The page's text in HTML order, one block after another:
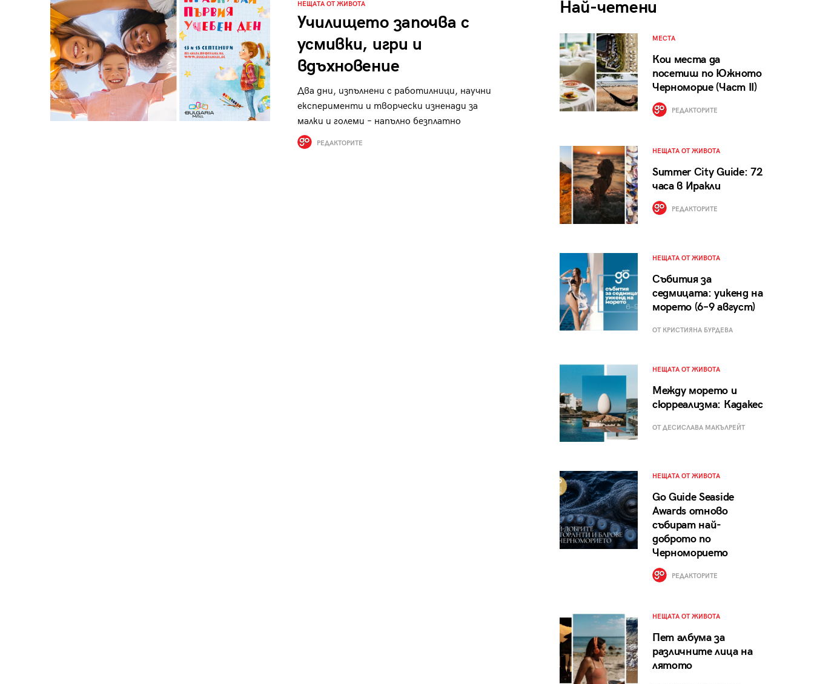
НЕЩАТА ОТ ЖИВОТА
Училището започва с
усмивки, игри и
вдъхновение
Два дни, изпълнени с работилници, научни
експерименти и творчески изненади за
малки и големи – напълно безплатно
РЕДАКТОРИТЕ
Най-четени
МЕСТА
Кои места да
посетиш по Южното
Черноморие (Част II)
РЕДАКТОРИТЕ
НЕЩАТА ОТ ЖИВОТА
Summer City Guide: 72
часа в Иракли
РЕДАКТОРИТЕ
НЕЩАТА ОТ ЖИВОТА
Събития за
седмицата: уикенд на
морето (6–9 август)
ОТ КРИСТИЯНА БУРДЕВА
НЕЩАТА ОТ ЖИВОТА
Между морето и
сюрреализма: Кадакес
ОТ ДЕСИСЛАВА МАКЪЛРЕЙТ
НЕЩАТА ОТ ЖИВОТА
Go Guide Seaside
Awards отново
събират най-
доброто по
Черноморието
РЕДАКТОРИТЕ
НЕЩАТА ОТ ЖИВОТА
Пет албума за
различните лица на
лятото